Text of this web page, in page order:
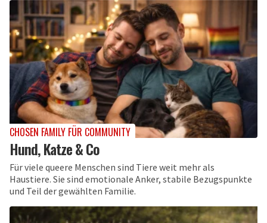
CHOSEN FAMILY FÜR COMMUNITY
Hund, Katze & Co
Für viele queere Menschen sind Tiere weit mehr als
Haustiere. Sie sind emotionale Anker, stabile Bezugspunkte
und Teil der gewählten Familie.